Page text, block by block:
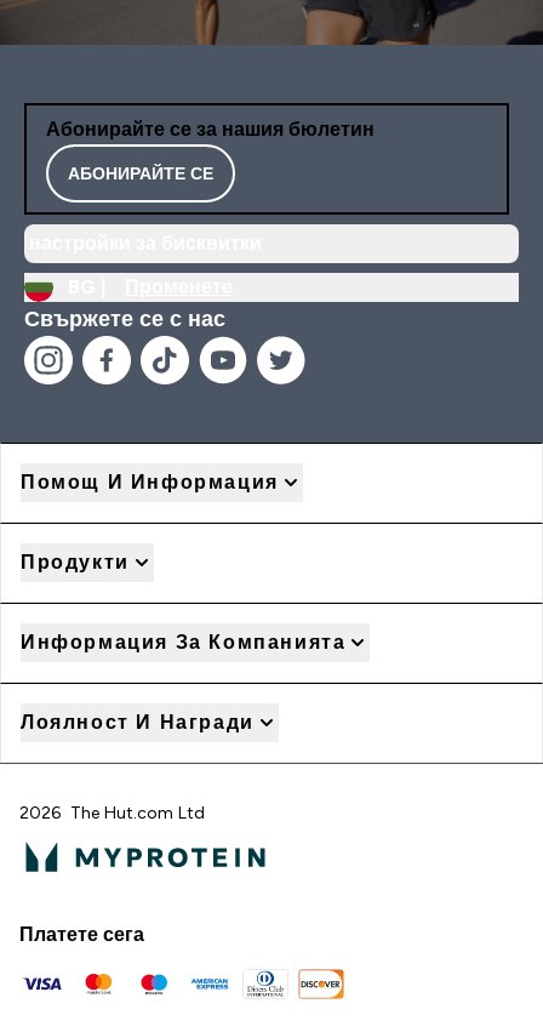
Абонирайте се за нашия бюлетин
АБОНИРАЙТЕ СЕ
Свържете се с нас
Помощ И Информация
Продукти
Информация За Компанията
Лоялност И Награди
2026 The Hut.com Ltd
Платете сега